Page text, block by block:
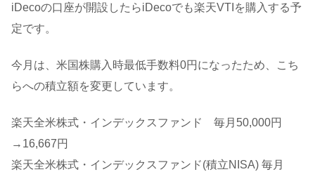
iDecoの口座が開設したらiDecoでも楽天VTIを購入する予
定です。
今月は、米国株購入時最低手数料0円になったため、こち
らへの積立額を変更しています。
楽天全米株式・インデックスファンド 毎月50,000円
→16,667円
楽天全米株式・インデックスファンド(積立NISA) 毎月